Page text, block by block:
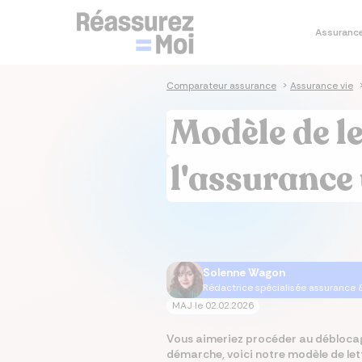
Je
Je
Je
Je
Comparateur assurance > Assurance vie
Modèle de
l'assurance
Solenne Wagon
Rédactrice spécialisée assurance
MAJ le 02.02.2026
Vous aimeriez procéder au
démarche, voici notre modèle de